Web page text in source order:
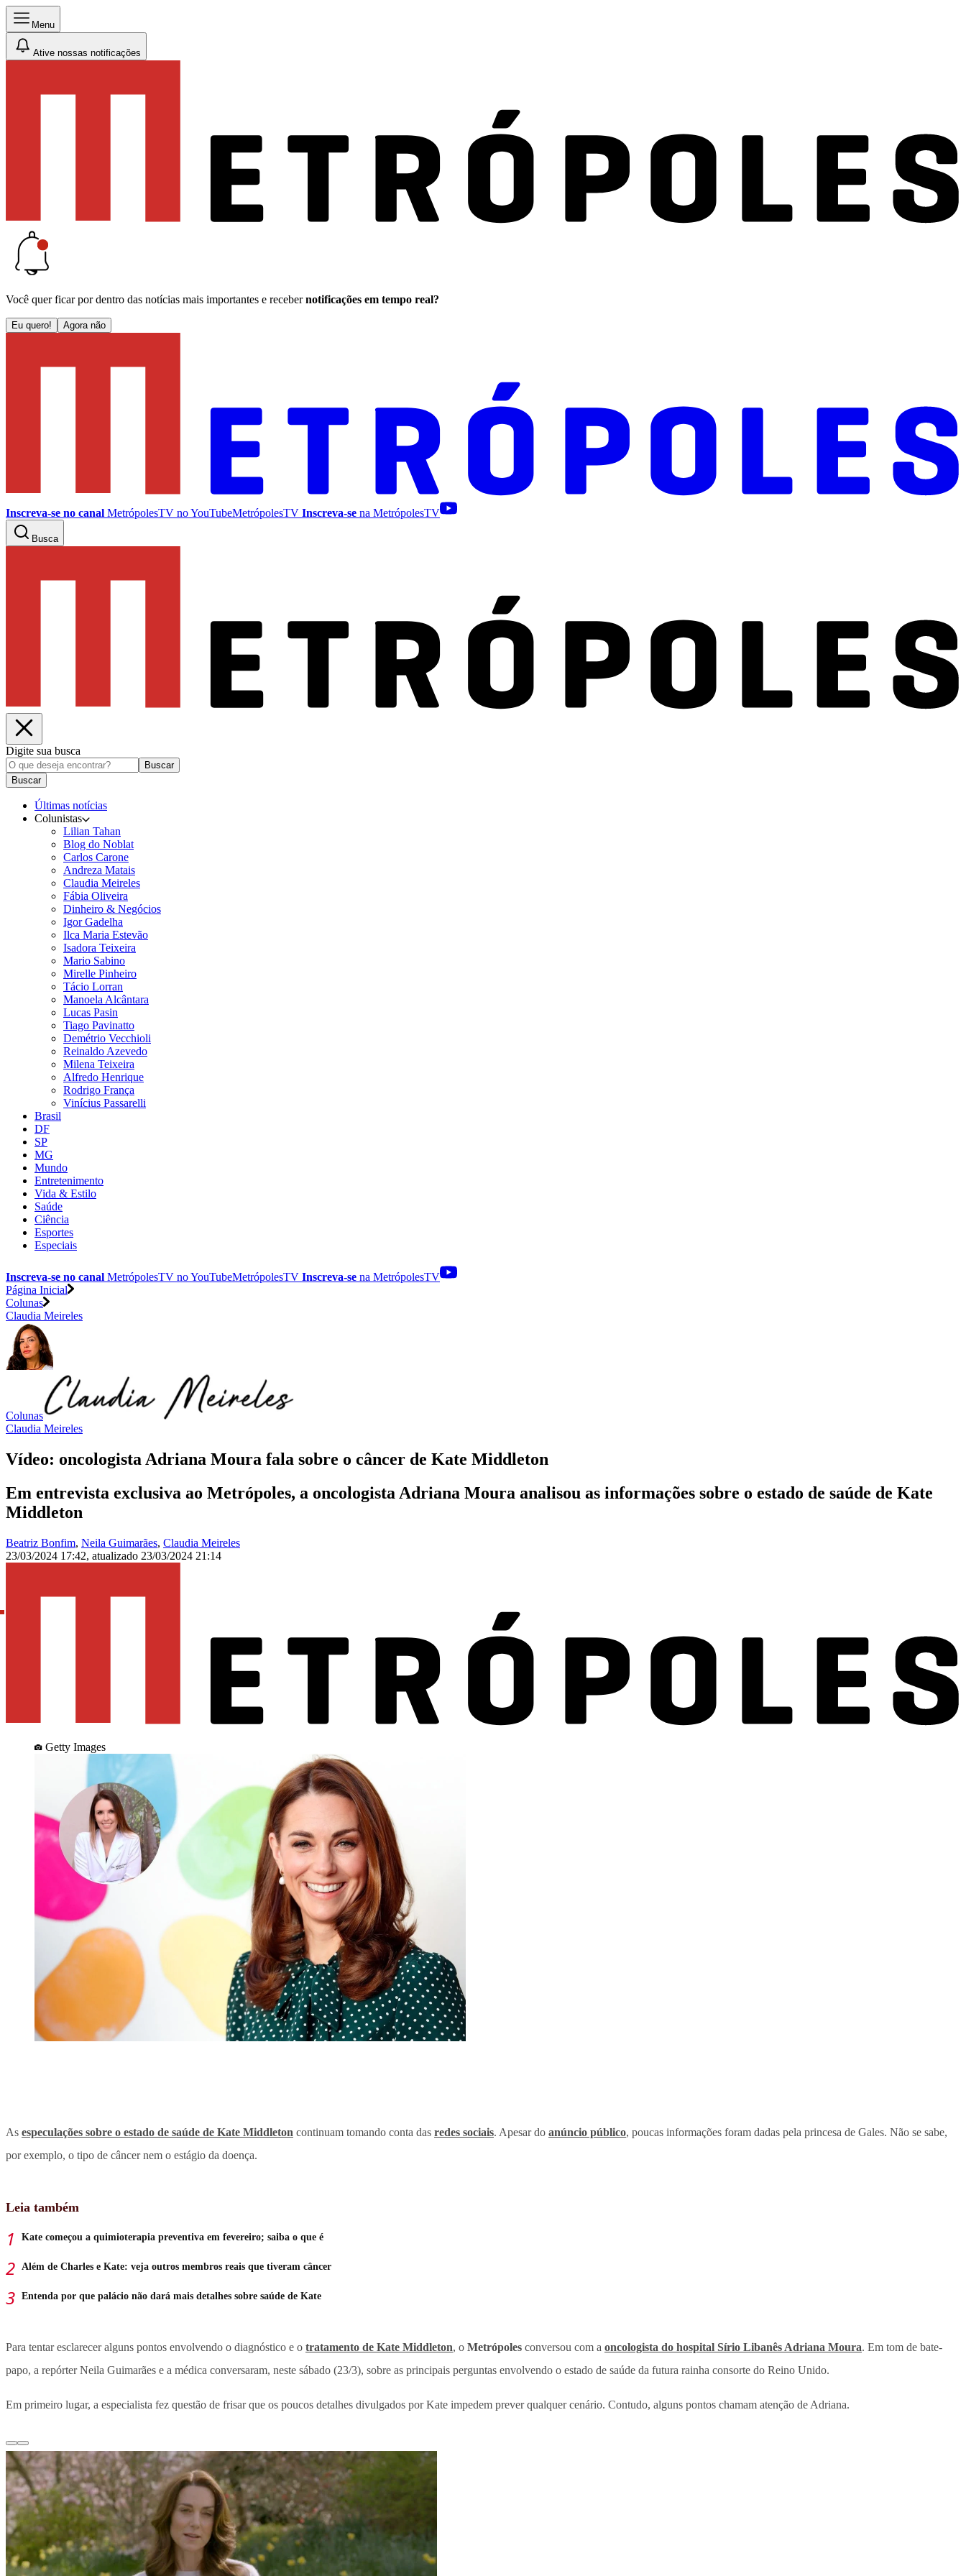
Menu
Ative nossas notificações
Você quer ficar por dentro das notícias mais importantes e receber notificações em tempo real?
Eu quero! Agora não
Inscreva-se no canal MetrópolesTV noYouTubeMetrópolesTV Inscreva-se na MetrópolesTV
Busca
Digite sua busca
Buscar
Buscar
Últimas notícias
Colunistas
Lilian Tahan
Blog do Noblat
Carlos Carone
Andreza Matais
Claudia Meireles
Fábia Oliveira
Dinheiro & Negócios
Igor Gadelha
Ilca Maria Estevão
Isadora Teixeira
Mario Sabino
Mirelle Pinheiro
Tácio Lorran
Manoela Alcântara
Lucas Pasin
Tiago Pavinatto
Demétrio Vecchioli
Reinaldo Azevedo
Milena Teixeira
Alfredo Henrique
Rodrigo França
Vinícius Passarelli
Brasil
DF
SP
MG
Mundo
Entretenimento
Vida & Estilo
Saúde
Ciência
Esportes
Especiais
Inscreva-se no canal MetrópolesTV noYouTubeMetrópolesTV Inscreva-se na MetrópolesTV
Página Inicial
Colunas
Claudia Meireles
Colunas
Claudia Meireles
Vídeo: oncologista Adriana Moura fala sobre o câncer de Kate Middleton
Em entrevista exclusiva ao Metrópoles, a oncologista Adriana Moura analisou as informações sobre o estado de saúde de Kate
Middleton
Beatriz Bonfim, Neila Guimarães, Claudia Meireles
23/03/2024 17:42, atualizado 23/03/2024 21:14
Getty Images
As especulações sobre o estado de saúde de Kate Middleton continuam tomando conta das redes sociais. Apesar do anúncio público, poucas informações foram dadas pela princesa de Gales. Não se sabe,
por exemplo, o tipo de câncer nem o estágio da doença.
Leia também
Kate começou a quimioterapia preventiva em fevereiro; saiba o que é
Além de Charles e Kate: veja outros membros reais que tiveram câncer
Entenda por que palácio não dará mais detalhes sobre saúde de Kate
Para tentar esclarecer alguns pontos envolvendo o diagnóstico e o tratamento de Kate Middleton, o Metrópoles conversou com a oncologista do hospital Sírio Libanês Adriana Moura. Em tom de bate-
papo, a repórter Neila Guimarães e a médica conversaram, neste sábado (23/3), sobre as principais perguntas envolvendo o estado de saúde da futura rainha consorte do Reino Unido.
Em primeiro lugar, a especialista fez questão de frisar que os poucos detalhes divulgados por Kate impedem prever qualquer cenário. Contudo, alguns pontos chamam atenção de Adriana.